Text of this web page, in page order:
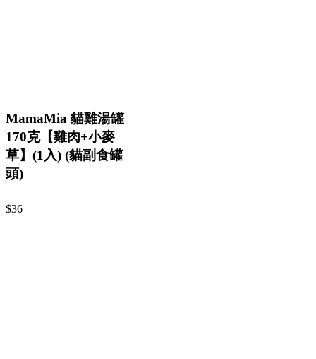
MamaMia 貓雞湯罐
170克【雞肉+小麥
草】(1入) (貓副食罐
頭)
$36